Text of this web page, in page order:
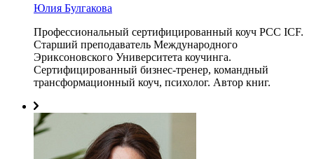
Юлия Булгакова
Профессиональный сертифицированный коуч PCC ICF.
Старший преподаватель Международного
Эриксоновского Университета коучинга.
Сертифицированный бизнес-тренер, командный
трансформационный коуч, психолог. Автор книг.